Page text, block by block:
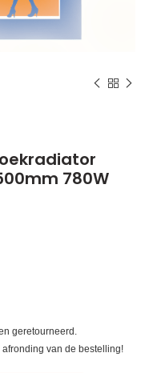
780W
geretourneerd.
van de bestelling!